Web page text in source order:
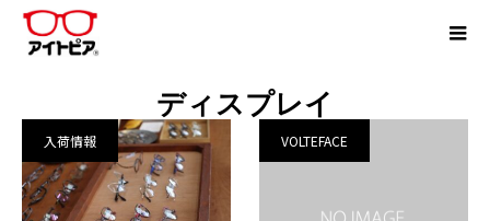
ディスプレイ
入荷情報 VOLTEFACE